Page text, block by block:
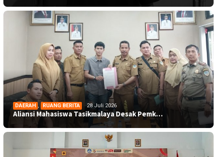
DAERAH , RUANG BERITA 28 Juli 2026
Aliansi Mahasiswa Tasikmalaya Desak Pemk…